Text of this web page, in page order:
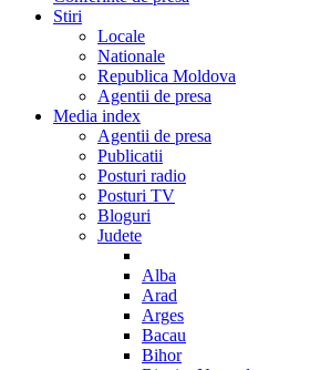
Stiri
Locale
Nationale
Republica Moldova
Agentii de presa
Media index
Agentii de presa
Publicatii
Posturi radio
Posturi TV
Bloguri
Judete
Alba
Arad
Arges
Bacau
Bihor